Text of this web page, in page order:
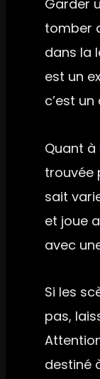
Garder
tomber
dans la
est un
c’est
Quant à
trouvée
sait
et joue
avec
Si les
pas,
destiné